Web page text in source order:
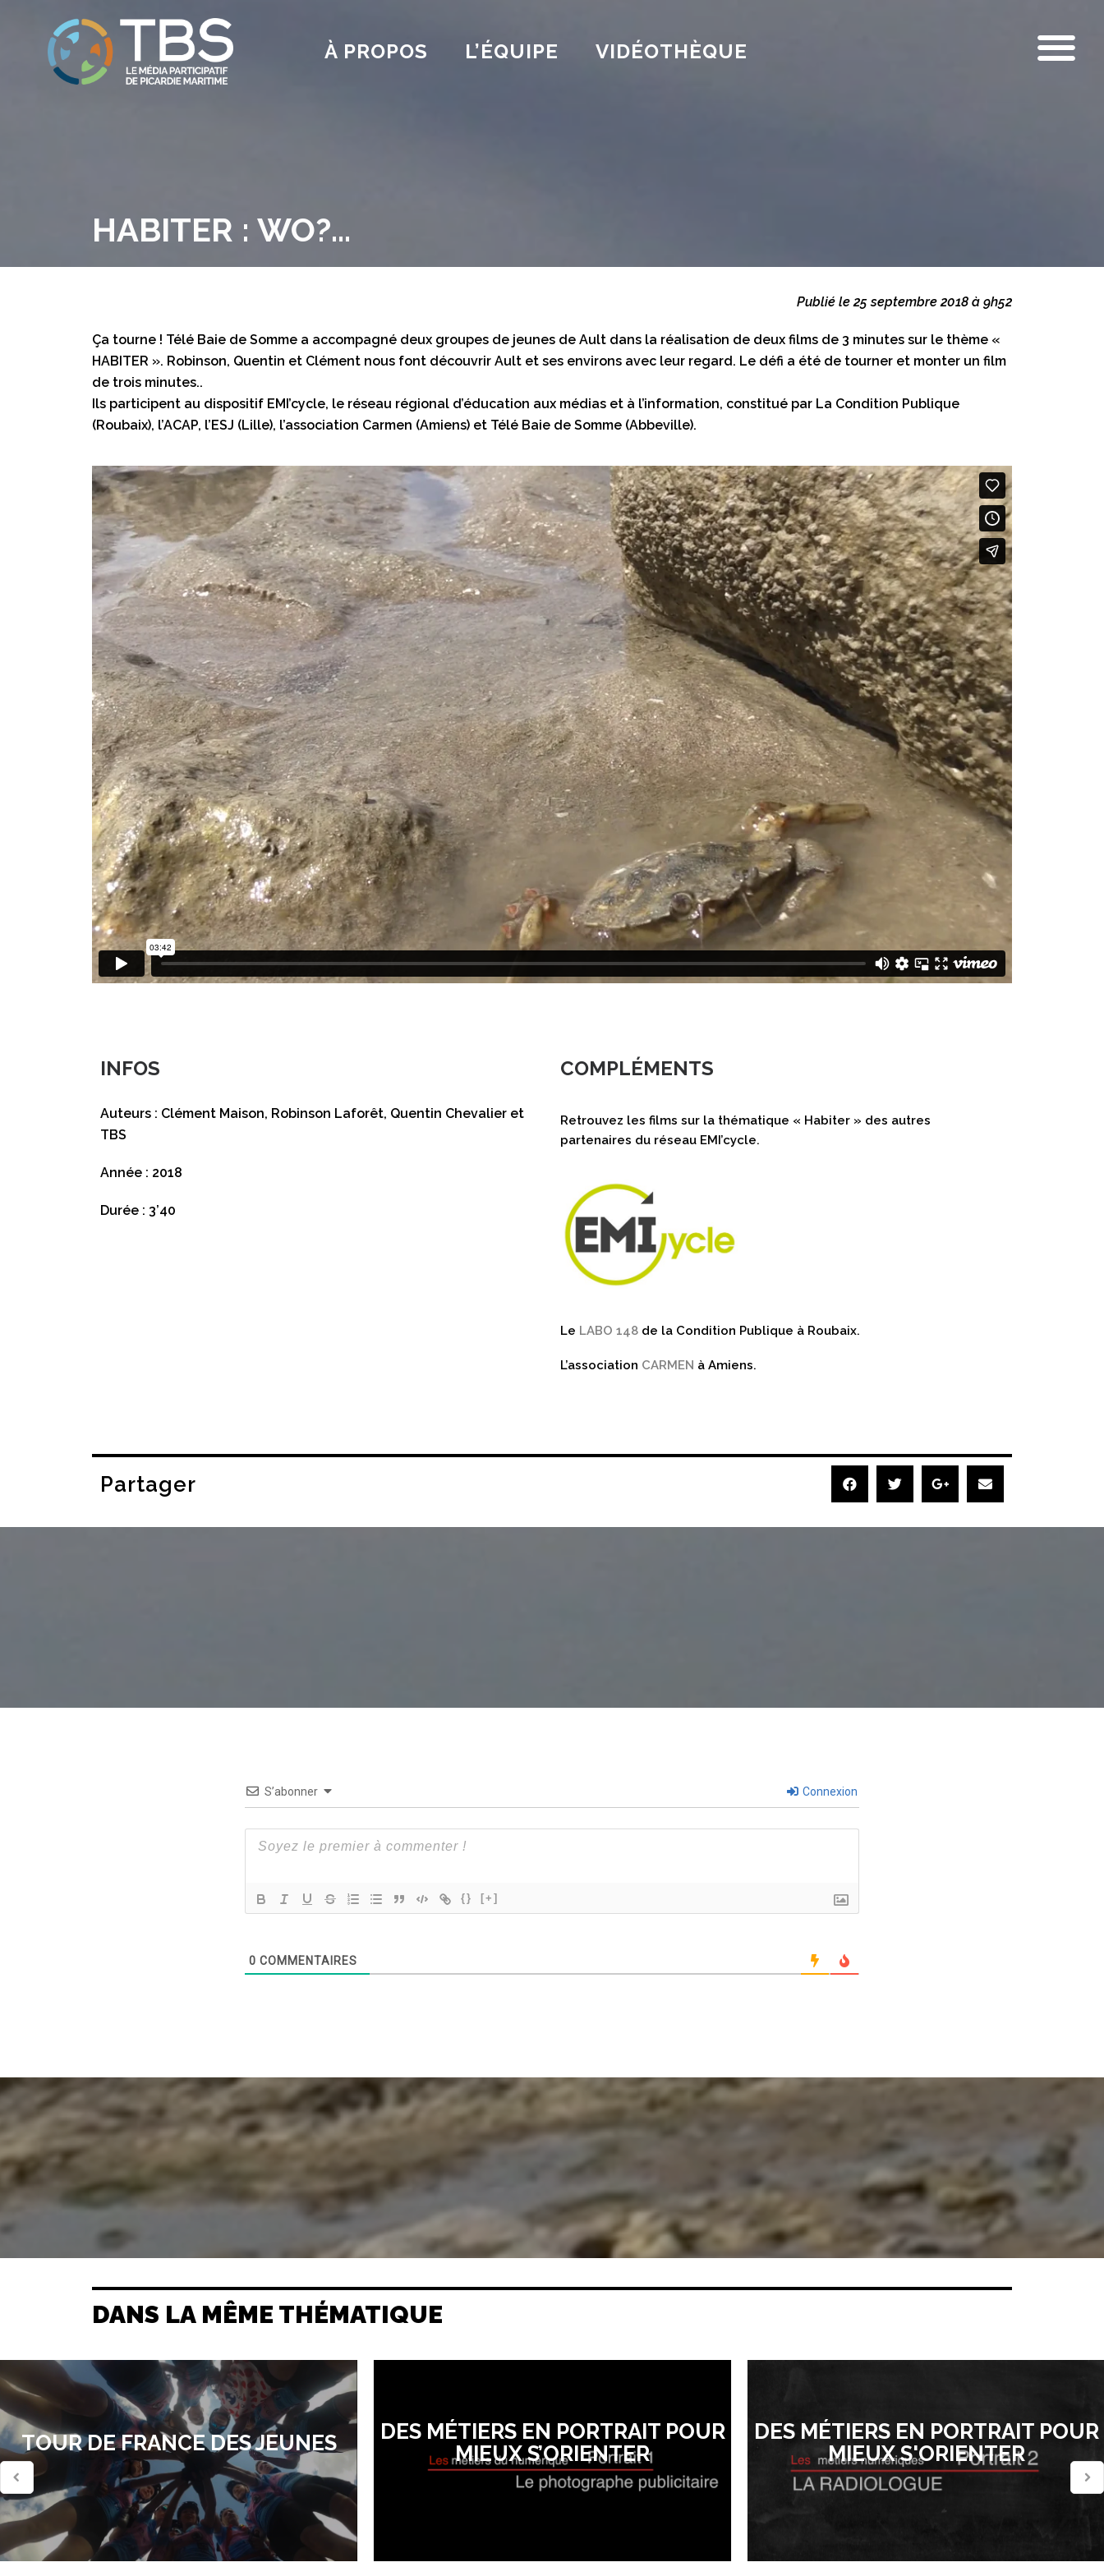
À PROPOS L’ÉQUIPE VIDÉOTHÈQUE
HABITER : WO?…
Publié le 25 septembre 2018 à 9h52
Ça tourne ! Télé Baie de Somme a accompagné deux groupes de jeunes de Ault dans la réalisation de deux films de 3 minutes sur le thème «
HABITER ». Robinson, Quentin et Clément nous font découvrir Ault et ses environs avec leur regard. Le défi a été de tourner et monter un film
de trois minutes..
Ils participent au dispositif EMI’cycle, le réseau régional d’éducation aux médias et à l’information, constitué par La Condition Publique
(Roubaix), l’ACAP, l’ESJ (Lille), l’association Carmen (Amiens) et Télé Baie de Somme (Abbeville).
INFOS
Auteurs : Clément Maison, Robinson Laforêt, Quentin Chevalier et
TBS
Année : 2018
Durée : 3’40
COMPLÉMENTS
Retrouvez les films sur la thématique « Habiter » des autres
partenaires du réseau EMI’cycle.
Le LABO 148 de la Condition Publique à Roubaix.
L’association CARMEN à Amiens.
Partager
S’abonner Connexion
{} [+]
0 COMMENTAIRES
DANS LA MÊME THÉMATIQUE
TOUR DE FRANCE DES JEUNES
DES MÉTIERS EN PORTRAIT POUR
MIEUX S’ORIENTER
DES MÉTIERS EN PORTRAIT POUR
MIEUX S'ORIENTER